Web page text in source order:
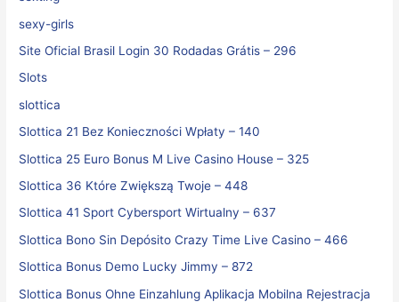
sexy-girls
Site Oficial Brasil Login 30 Rodadas Grátis – 296
Slots
slottica
Slottica 21 Bez Konieczności Wpłaty – 140
Slottica 25 Euro Bonus M Live Casino House – 325
Slottica 36 Które Zwiększą Twoje – 448
Slottica 41 Sport Cybersport Wirtualny – 637
Slottica Bono Sin Depósito Crazy Time Live Casino – 466
Slottica Bonus Demo Lucky Jimmy – 872
Slottica Bonus Ohne Einzahlung Aplikacja Mobilna Rejestracja